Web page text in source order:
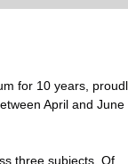
for 10 years,
April and June
three subjects. Of